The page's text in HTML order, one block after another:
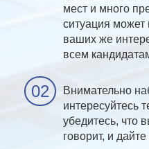
мест и много
ситуация
ваших же
всем
Внимательно
интересуйтесь
убедитесь, что
говорит, и